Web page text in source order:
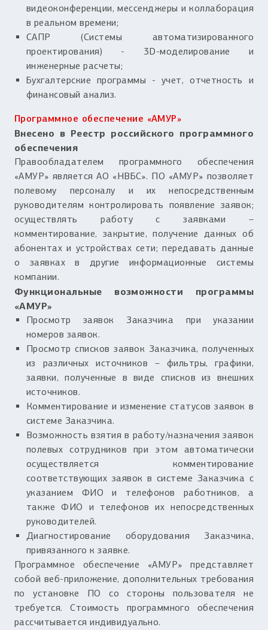
видеоконференции, мессенджеры и коллаборация
в реальном времени;
САПР (Системы автоматизированного
проектирования) - 3D-моделирование и
инженерные расчеты;
Бухгалтерские программы - учет, отчетность и
финансовый анализ.
Программное обеспечение «АМУР»
Внесено в Реестр российского программного
обеспечения
Правообладателем программного обеспечения
«АМУР» является АО «НВБС». ПО «АМУР» позволяет
полевому персоналу и их непосредственным
руководителям контролировать появление заявок;
осуществлять работу с заявками –
комментирование, закрытие, получение данных об
абонентах и устройствах сети; передавать данные
о заявках в другие информационные системы
компании.
Функциональные возможности программы
«АМУР»
Просмотр заявок Заказчика при указании
номеров заявок.
Просмотр списков заявок Заказчика, полученных
из различных источников – фильтры, графики,
заявки, полученные в виде списков из внешних
источников.
Комментирование и изменение статусов заявок в
системе Заказчика.
Возможность взятия в работу/назначения заявок
полевых сотрудников при этом автоматически
осуществляется комментирование
соответствующих заявок в системе Заказчика с
указанием ФИО и телефонов работников, а
также ФИО и телефонов их непосредственных
руководителей.
Диагностирование оборудования Заказчика,
привязанного к заявке.
Программное обеспечение «АМУР» представляет
собой веб-приложение, дополнительных требования
по установке ПО со стороны пользователя не
требуется. Стоимость программного обеспечения
рассчитывается индивидуально.